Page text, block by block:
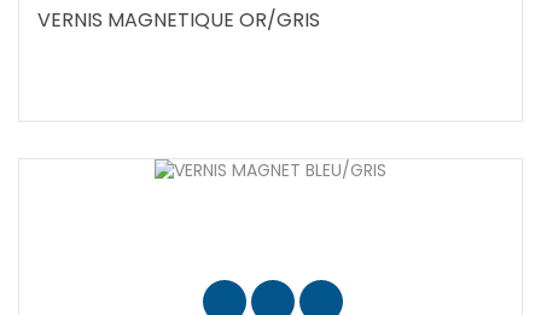
VERNIS MAGNETIQUE OR/GRIS